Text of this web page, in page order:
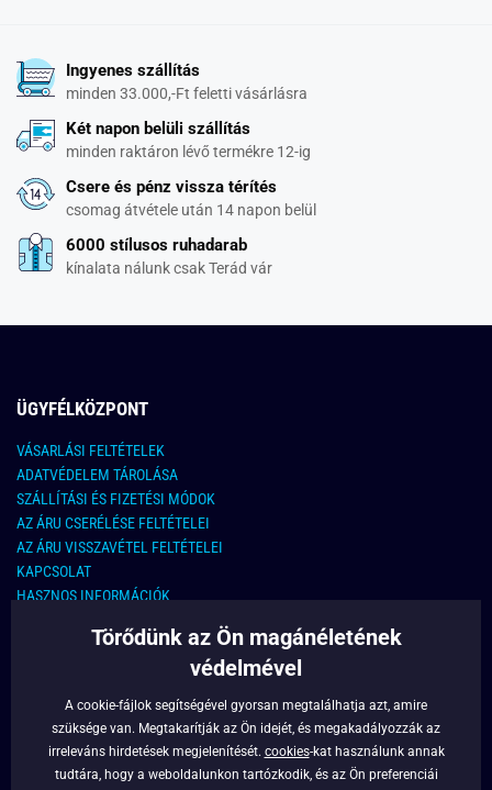
Ingyenes szállítás
minden 33.000,-Ft feletti vásárlásra
Két napon belüli szállítás
minden raktáron lévő termékre 12-ig
Csere és pénz vissza térítés
csomag átvétele után 14 napon belül
6000 stílusos ruhadarab
kínalata nálunk csak Terád vár
ÜGYFÉLKÖZPONT
VÁSARLÁSI FELTÉTELEK
ADATVÉDELEM TÁROLÁSA
SZÁLLÍTÁSI ÉS FIZETÉSI MÓDOK
AZ ÁRU CSERÉLÉSE FELTÉTELEI
AZ ÁRU VISSZAVÉTEL FELTÉTELEI
KAPCSOLAT
HASZNOS INFORMÁCIÓK
KAPCSOLAT
info@legyferfi.hu
FONTOS INFORMÁCIÓK
RÓLUNK
Törődünk az Ön magánéletének
védelmével
A cookie-fájlok segítségével gyorsan megtalálhatja azt, amire
szüksége van. Megtakarítják az Ön idejét, és megakadályozzák az
irreleváns hirdetések megjelenítését. cookies-kat használunk annak
tudtára, hogy a weboldalunkon tartózkodik, és az Ön preferenciái